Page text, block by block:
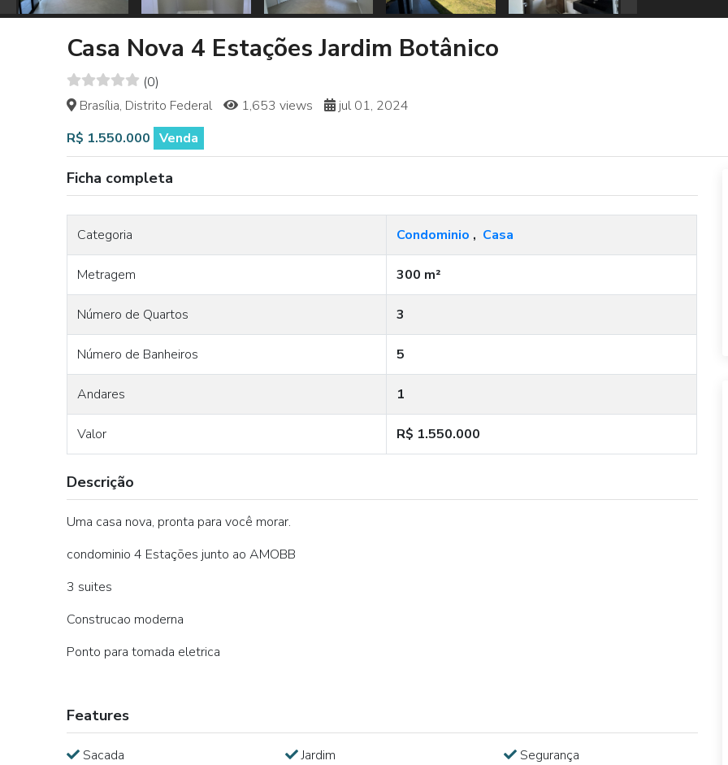
Casa Nova 4 Estações Jardim Botânico
(0)
Brasília, Distrito Federal
1,653 views
jul 01, 2024
R$ 1.550.000 Venda
Ficha completa
Categoria Condominio , Casa
Metragem 300 m²
Número de Quartos 3
Número de Banheiros 5
Andares 1
Valor R$ 1.550.000
Descrição
Uma casa nova, pronta para você morar.
condominio 4 Estações junto ao AMOBB
3 suites
Construcao moderna
Ponto para tomada eletrica
Features
Sacada Jardim
Segurança